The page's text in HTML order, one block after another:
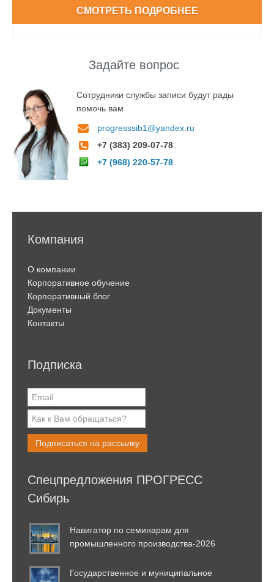
СМОТРЕТЬ ПОДРОБНЕЕ
Задайте вопрос
Сотрудники службы записи будут рады
помочь вам
progresssib1@yandex.ru
+7 (383) 209-07-78
+7 (968) 220-57-78
Компания
О компании
Корпоративное обучение
Корпоративный блог
Документы
Контакты
Подписка
Подписаться на рассылку
Спецпредложения ПРОГРЕСС
Сибирь
Навигатор по семинарам для
промышленного производства-2026
Государственное и муниципальное